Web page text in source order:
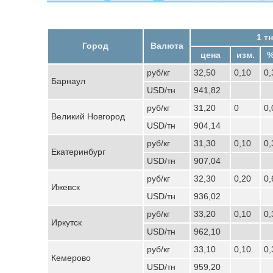
Город Валюта
1 тн
цена
изм.
Барнаул
руб/кг 32,50 0,10
USD/тн
941,82
Великий Новгород
руб/кг 31,20 0
USD/тн
904,14
Екатеринбург
руб/кг 31,30 0,10
USD/тн
907,04
Ижевск
руб/кг 32,30 0,20
USD/тн
936,02
Иркутск
руб/кг 33,20 0,10
USD/тн
962,10
Кемерово
руб/кг 33,10 0,10
USD/тн
959,20